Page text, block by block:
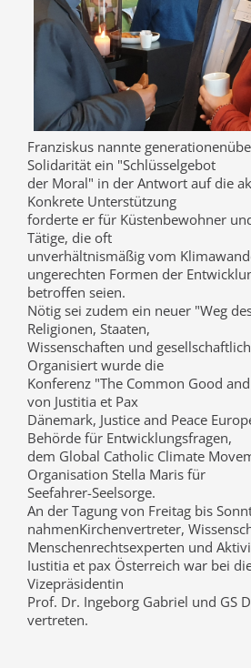
Franziskus nannte
Solidarität ein "Schlüsselgebot
der Moral" in der Antwort auf die
Konkrete Unterstützung
forderte er für Küstenbewohner
Tätige, die oft
unverhältnismäßig vom
ungerechten Formen der
betroffen seien.
Nötig sei zudem ein neuer "Weg
Religionen, Staaten,
Wissenschaften und
Organisiert wurde die
Konferenz "The Common Good
von Justitia et Pax
Dänemark, Justice and Peace
Behörde für Entwicklungsfragen,
dem Global Catholic Climate
Organisation Stella Maris für
Seefahrer-Seelsorge.
An der Tagung von Freitag bis
nahmenKirchenvertreter,
Menschenrechtsexperten und
Iustitia et pax Österreich war bei
Vizepräsidentin
Prof. Dr. Ingeborg Gabriel und GS
vertreten.